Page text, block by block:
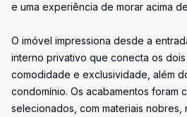
e uma experiência de morar acima
O imóvel impressiona desde a
interno privativo que conecta os
comodidade e exclusividade, além
condomínio. Os acabamentos foram
selecionados, com materiais nobres,